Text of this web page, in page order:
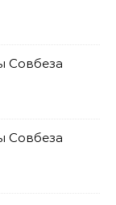
Совбеза
Совбеза